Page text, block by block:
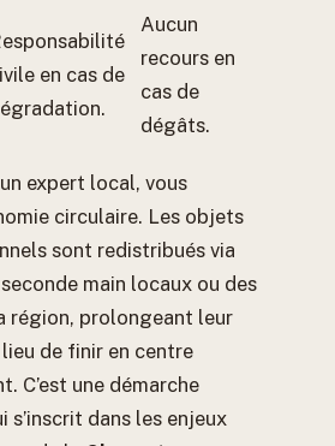
en cas de
Aucun
recours en
cas de
dégâts.
expert local, vous
circulaire. Les objets
sont redistribués via
main locaux ou des
région, prolongeant leur
de finir en centre
C’est une démarche
s’inscrit dans les enjeux